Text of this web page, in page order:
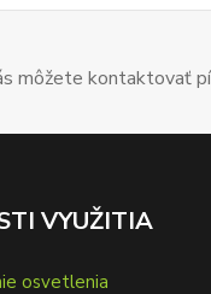
môžete kontaktovať
VYUŽITIA
osvetlenia